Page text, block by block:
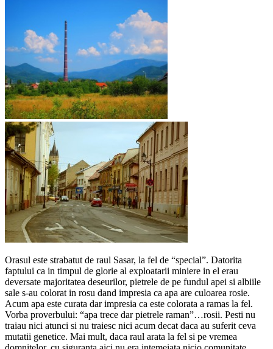
Orasul este strabatut de raul Sasar, la fel de “special”. Datorita
faptului ca in timpul de glorie al exploatarii miniere in el erau
deversate majoritatea deseurilor, pietrele de pe fundul apei si albiile
sale s-au colorat in rosu dand impresia ca apa are culoarea rosie.
Acum apa este curata dar impresia ca este colorata a ramas la fel.
Vorba proverbului: “apa trece dar pietrele raman”…rosii. Pesti nu
traiau nici atunci si nu traiesc nici acum decat daca au suferit ceva
mutatii genetice. Mai mult, daca raul arata la fel si pe vremea